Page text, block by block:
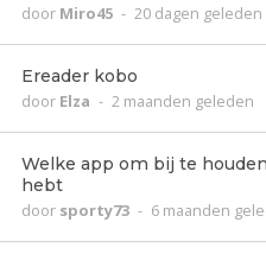
door Miro45 - 20 dagen geleden
Ereader kobo
door Elza - 2 maanden geleden
Welke app om bij te
hebt
door sporty73 - 6 maanden